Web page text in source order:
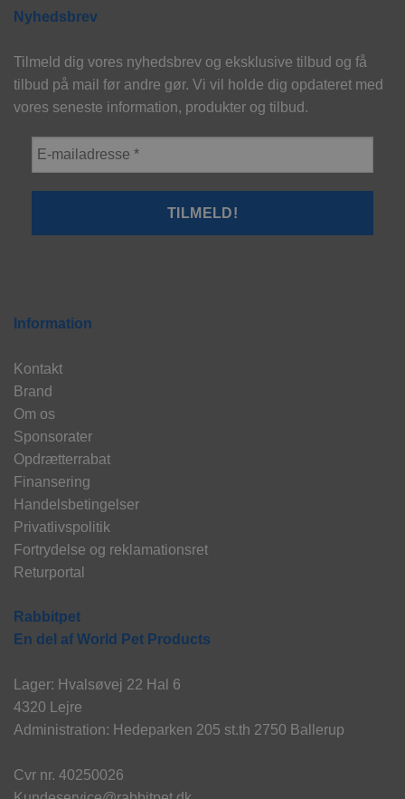
Nyhedsbrev
Tilmeld dig vores nyhedsbrev og eksklusive tilbud og få
tilbud på mail før andre gør. Vi vil holde dig opdateret med
vores seneste information, produkter og tilbud.
Information
Kontakt
Brand
Om os
Sponsorater
Opdrætterrabat
Finansering
Handelsbetingelser
Privatlivspolitik
Fortrydelse og reklamationsret
Returportal
Rabbitpet
En del af World Pet Products
Lager: Hvalsøvej 22 Hal 6
4320 Lejre
Administration: Hedeparken 205 st.th 2750 Ballerup
Cvr nr. 40250026